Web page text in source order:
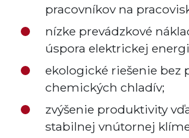
pracovníkov na
nízke prevádzkové
úspora elektrickej
ekologické riešenie bez
chemických chladív;
zvýšenie produktivity
stabilnej vnútornej